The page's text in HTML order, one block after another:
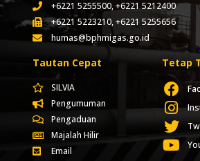
+6221 5255500, +6221 5212400
+6221 5223210, +6221 5255656
humas@bphmigas.go.id
Tautan Cepat
SILVIA
Pengumuman
Pengaduan
Majalah Hilir
Email
Tetap